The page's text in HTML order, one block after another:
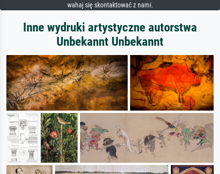
wahaj się skontaktować z nami.
Inne wydruki artystyczne autorstwa
Unbekannt Unbekannt